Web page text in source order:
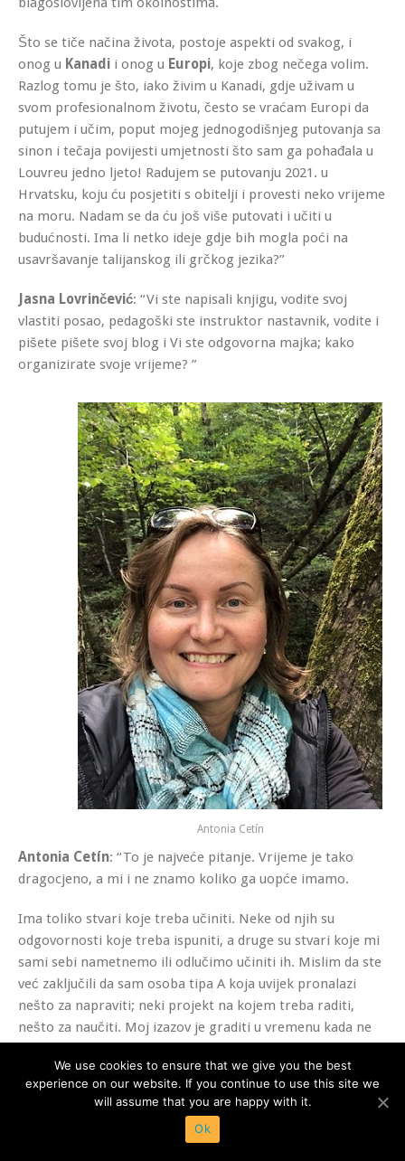
Što se tiče načina života, postoje aspekti od svakog, i
onog u Kanadi i onog u Europi, koje zbog nečega volim.
Razlog tomu je što, iako živim u Kanadi, gdje uživam u
svom profesionalnom životu, često se vraćam Europi da
putujem i učim, poput mojeg jednogodišnjeg putovanja sa
sinon i tečaja povijesti umjetnosti što sam ga pohađala u
Louvreu jedno ljeto! Radujem se putovanju 2021. u
Hrvatsku, koju ću posjetiti s obitelji i provesti neko vrijeme
na moru. Nadam se da ću još više putovati i učiti u
budućnosti. Ima li netko ideje gdje bih mogla poći na
usavršavanje talijanskog ili grčkog jezika?”
Jasna Lovrinčević: “Vi ste napisali knjigu, vodite svoj
vlastiti posao, pedagoški ste instruktor nastavnik, vodite i
pišete pišete svoj blog i Vi ste odgovorna majka; kako
organizirate svoje vrijeme? ”
Antonia Cetín
Antonia Cetín: “To je najveće pitanje. Vrijeme je tako
dragocjeno, a mi i ne znamo koliko ga uopće imamo.
Ima toliko stvari koje treba učiniti. Neke od njih su
odgovornosti koje treba ispuniti, a druge su stvari koje mi
sami sebi nametnemo ili odlučimo učiniti ih. Mislim da ste
već zaključili da sam osoba tipa A koja uvijek pronalazi
nešto za napraviti; neki projekt na kojem treba raditi,
nešto za naučiti. Moj izazov je graditi u vremenu kada ne
obitelju, sa sobom i s Bogom. Također, moram svjesno
donijeti odluku da svoje vrijeme provedem na ovaj način,
inače se izgubim u poslu, a zaboravim cijeniti ono što
We use cookies to ensure that we give you the best
experience on our website. If you continue to use this site we
will assume that you are happy with it.
Ok